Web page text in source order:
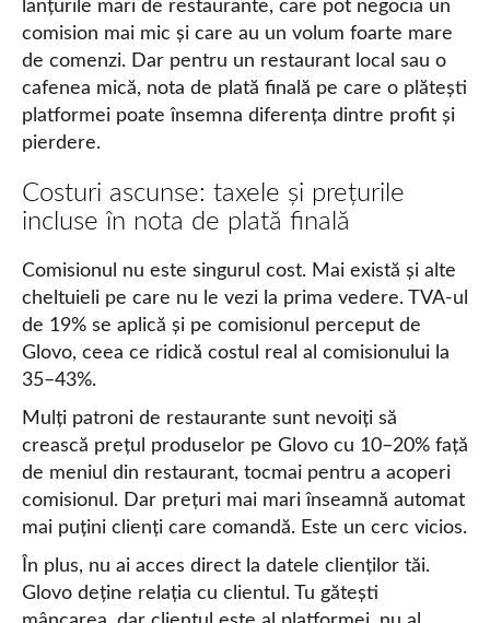
lanțurile mari de restaurante, care pot negocia un
comision mai mic și care au un volum foarte mare
de comenzi. Dar pentru un restaurant local sau o
cafenea mică, nota de plată finală pe care o plătești
platformei poate însemna diferența dintre profit și
pierdere.
Costuri ascunse: taxele și prețurile
incluse în nota de plată finală
Comisionul nu este singurul cost. Mai există și alte
cheltuieli pe care nu le vezi la prima vedere. TVA-ul
de 19% se aplică și pe comisionul perceput de
Glovo, ceea ce ridică costul real al comisionului la
35–43%.
Mulți patroni de restaurante sunt nevoiți să
crească prețul produselor pe Glovo cu 10–20% față
de meniul din restaurant, tocmai pentru a acoperi
comisionul. Dar prețuri mai mari înseamnă automat
mai puțini clienți care comandă. Este un cerc vicios.
În plus, nu ai acces direct la datele clienților tăi.
Glovo deține relația cu clientul. Tu gătești